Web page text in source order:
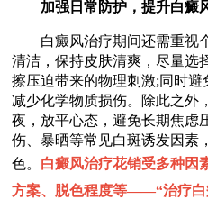
加强日常防护，提升白癜
白癜风治疗期间还需重视
清洁，保持皮肤清爽，尽量选
擦压迫带来的物理刺激;同时避
减少化学物质损伤。除此之外
夜，放平心态，避免长期焦虑
伤、暴晒等常见白斑诱发因素
色。 白癜风治疗花销受多种因
方案、脱色程度等——“治疗